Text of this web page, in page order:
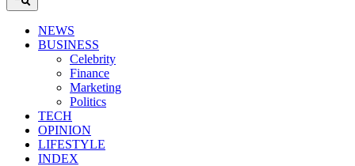
NEWS
BUSINESS
Celebrity
Finance
Marketing
Politics
TECH
OPINION
LIFESTYLE
INDEX